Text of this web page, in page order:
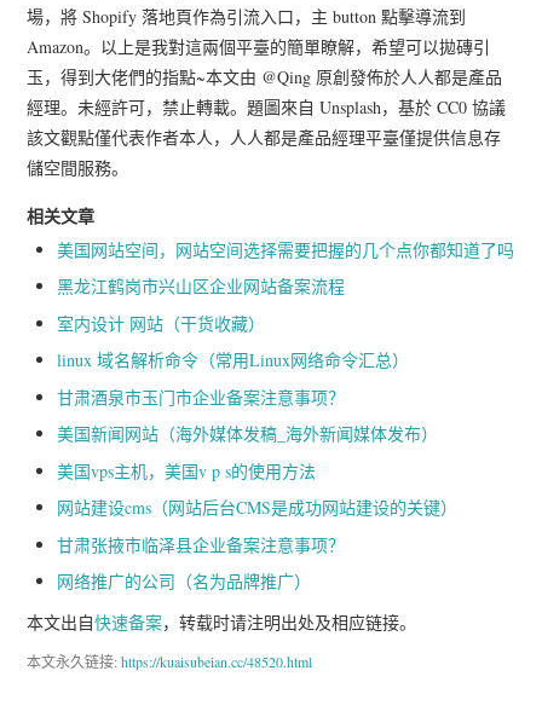
場，將 Shopify 落地頁作為引流入口，主 button 點擊導流到
Amazon。以上是我對這兩個平臺的簡單瞭解，希望可以拋磚引
玉，得到大佬們的指點~本文由 @Qing 原創發佈於人人都是產品
經理。未經許可，禁止轉載。題圖來自 Unsplash，基於 CC0 協議
該文觀點僅代表作者本人，人人都是產品經理平臺僅提供信息存
儲空間服務。
相关文章
美国网站空间，网站空间选择需要把握的几个点你都知道了吗
黑龙江鹤岗市兴山区企业网站备案流程
室内设计 网站（干货收藏）
linux 域名解析命令（常用Linux网络命令汇总）
甘肃酒泉市玉门市企业备案注意事项？
美国新闻网站（海外媒体发稿_海外新闻媒体发布）
美国vps主机，美国v p s的使用方法
网站建设cms（网站后台CMS是成功网站建设的关键）
甘肃张掖市临泽县企业备案注意事项？
网络推广的公司（名为品牌推广）
本文出自快速备案，转载时请注明出处及相应链接。
本文永久链接:https://kuaisubeian.cc/48520.html